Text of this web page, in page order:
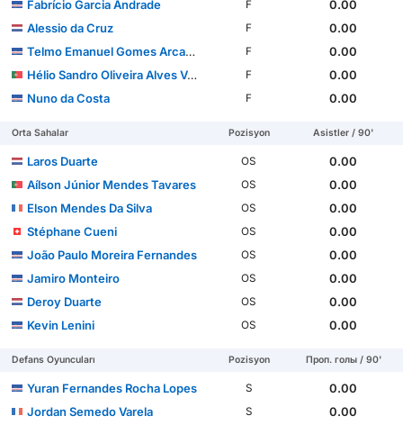
Fabrício Garcia Andrade
F
0.00
Alessio da Cruz
F
0.00
Telmo Emanuel Gomes Arcanjo
F
0.00
Hélio Sandro Oliveira Alves Varela
F
0.00
Nuno da Costa
F 0.00
Orta Sahalar Pozisyon Asistler / 90'
Laros Duarte OS
0.00
Aílson Júnior Mendes Tavares
OS
0.00
Elson Mendes Da Silva
OS
0.00
Stéphane Cueni
OS
0.00
João Paulo Moreira Fernandes
OS
0.00
Jamiro Monteiro
OS
0.00
Deroy Duarte
OS
0.00
Kevin Lenini
OS 0.00
Defans Oyuncuları Pozisyon Проп. голы / 90'
Yuran Fernandes Rocha Lopes S
0.00
Jordan Semedo Varela
S
0.00